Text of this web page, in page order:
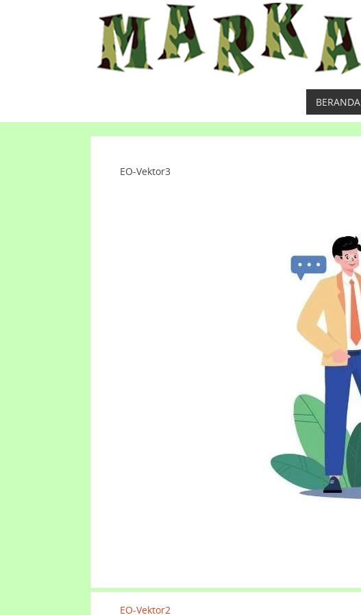
BERANDA
EO-Vektor3
EO-Vektor2